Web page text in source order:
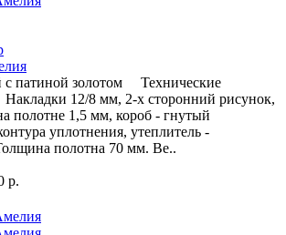
с патиной золотом Технические
12/8 мм, 2-х сторонний рисунок,
полотне 1,5 мм, короб - гнутый
уплотнения, утеплитель -
полотна 70 мм. Ве..
р.